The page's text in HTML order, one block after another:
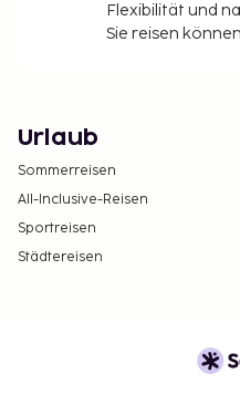
Flexibilität und
Sie reisen
Urlaub
Sommerreisen
All-Inclusive-Reisen
Sportreisen
Städtereisen